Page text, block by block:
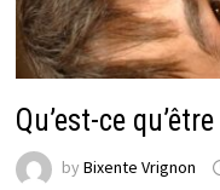
Qu’est-ce
by Bixente Vrignon